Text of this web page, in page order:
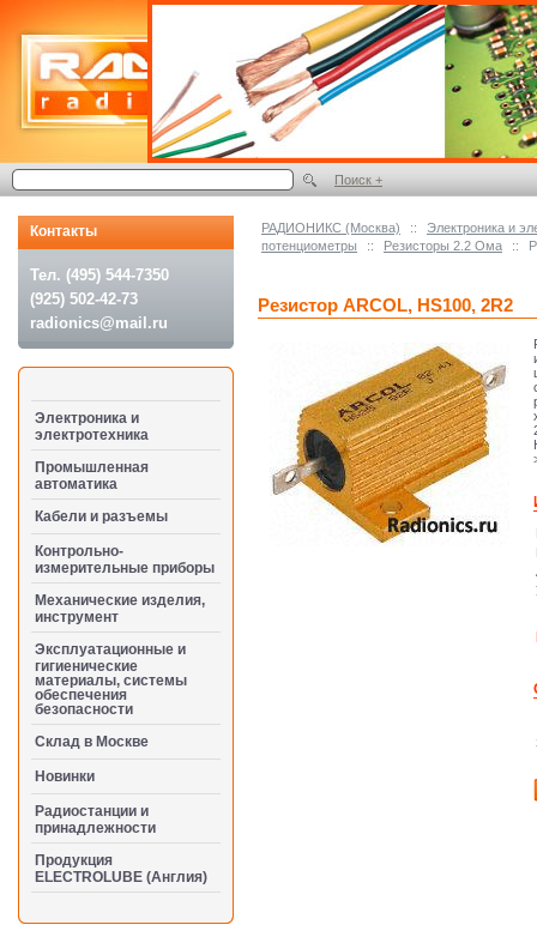
РАДИОНИКС (Москва) ::
Электроника и
потенциометры
:: Резисторы 2.2 Ома ::
Резистор ARCOL, HS100, 2R2
Контакты
Тел. (495) 544-7350
(925) 502-42-73
radionics@mail.ru
Электроника и
электротехника
Промышленная
автоматика
Кабели и разъемы
Контрольно-
измерительные приборы
Механические изделия,
инструмент
Эксплуатационные и
гигиенические
материалы, системы
обеспечения
безопасности
Cклад в Москве
Новинки
Радиостанции и
принадлежности
Продукция
ELECTROLUBE (Англия)
Поиск +